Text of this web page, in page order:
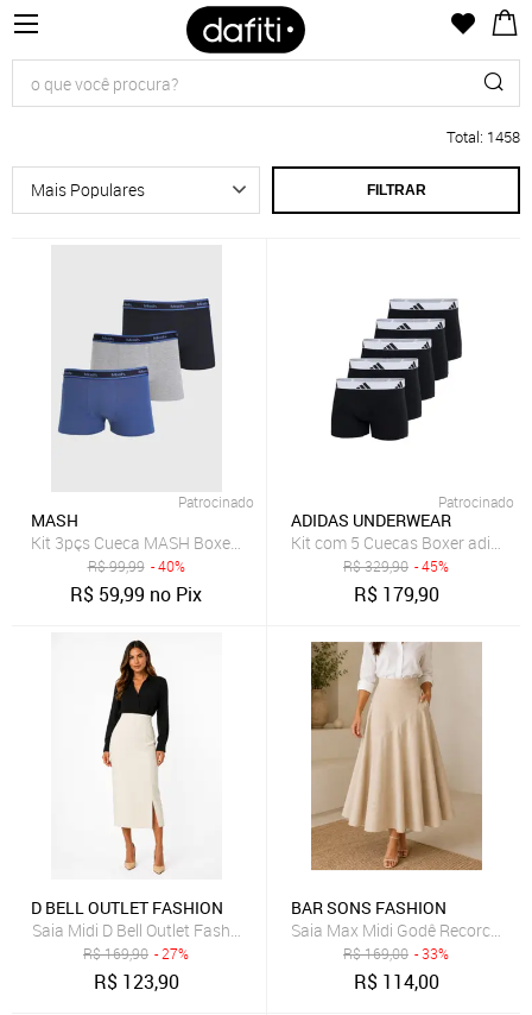
Total: 1458
FILTRAR
Patrocinado
MASH
Kit 3pçs Cueca MASH Boxer Logo Cinza
R$99,99 - 40%
R$ 59,99 no Pix
Patrocinado
ADIDAS UNDERWEAR
Kit com 5 Cuecas Boxer adidas
R$329,90 - 45%
R$ 179,90
D BELL OUTLET FASHION
Saia Midi D Bell Outlet Fashion Fenda Off White
R$169,90 - 27%
R$ 123,90
BAR SONS FASHION
Saia Max Midi Godê Recorco
R$169,00 - 33%
R$ 114,00